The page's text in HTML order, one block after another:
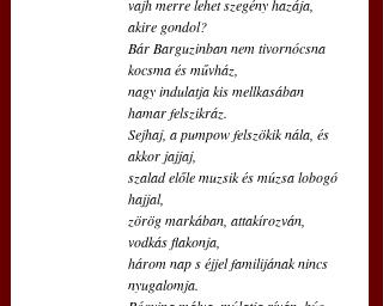
vajh merre lehet szegény hazája,
akire gondol?
Bár Barguzinban nem tivornócsna
kocsma és művház,
nagy indulatja kis mellkasában
hamar felszikráz.
Sejhaj, a pumpow felszökik nála, és
akkor jajjaj,
szalad előle muzsik és múzsa lobogó
hajjal,
zörög markában, attakírozván,
vodkás flakonja,
három nap s éjjel familijának nincs
nyugalomja.